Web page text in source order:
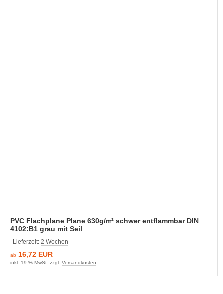
PVC Flachplane Plane 630g/m² schwer entflammbar DIN
4102:B1 grau mit Seil
Lieferzeit: 2 Wochen
ab 16,72 EUR
inkl. 19 % MwSt. zzgl. Versandkosten